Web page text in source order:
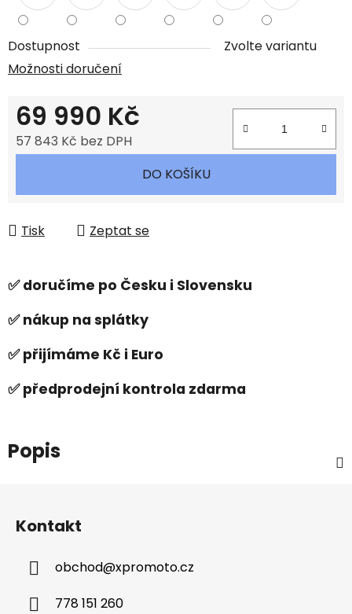
Dostupnost
Zvolte variantu
Možnosti doručení
69 990 Kč
57 843 Kč bez DPH
DO KOŠÍKU
Tisk Zeptat se
✅ doručíme po Česku i Slovensku
✅ nákup na splátky
✅ přijímáme Kč i Euro
✅ předprodejní kontrola zdarma
Popis
Kontakt
obchod@xpromoto.cz
778 151 260